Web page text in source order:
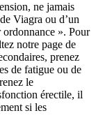
ne jamais
Viagra ou d’un
ordonnance ». Pour
notre page de
prenez
de fatigue ou de
le
érectile, il
si les